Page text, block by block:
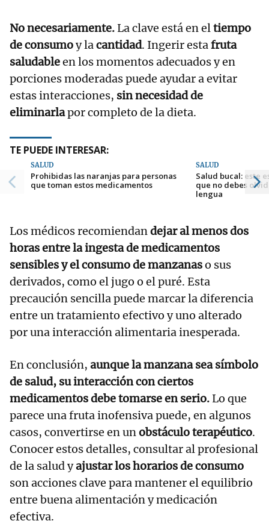
No necesariamente.La clave está en eltiempo
de consumoy lacantidad. Ingerir estafruta
saludableen los momentos adecuados y en
porciones moderadas puede ayudar a evitar
estas interacciones, sin necesidad de
eliminarlapor completo de la dieta.
TE PUEDE INTERESAR:
SALUD
Prohibidas las naranjas para personas
que toman estos medicamentos
SALUD
Salud bucal: este
que no debes
lengua
Los médicos recomiendandejar al menos dos
horas entre la ingesta de medicamentos
sensibles y el consumo de manzanaso sus
derivados, como el jugo o el puré. Esta
precaución sencilla puede marcar la diferencia
entre un tratamiento efectivo y uno alterado
por una interacción alimentaria inesperada.
En conclusión, aunque la manzana sea símbolo
de salud, su interacción con ciertos
medicamentos debe tomarse en serio.Lo que
parece una fruta inofensiva puede, en algunos
casos, convertirse en unobstáculo terapéutico.
Conocer estos detalles, consultar al profesional
de la salud yajustar los horarios de consumo
son acciones clave para mantener el equilibrio
entre buena alimentación y medicación
efectiva.